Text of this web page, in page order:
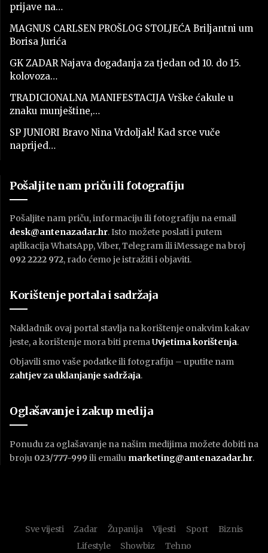
prijave na…
MAGNUS CARLSEN PROŠLOG STOLJEĆA Briljantni um
Borisa Jurića
GK ZADAR Najava događanja za tjedan od 10. do 15.
kolovoza…
TRADICIONALNA MANIFESTACIJA Vrške ćakule u
znaku munještine,…
SP JUNIORI Bravo Nina Vrdoljak! Kad srce vuče
naprijed…
Pošaljite nam priču ili fotografiju
Pošaljite nam priču, informaciju ili fotografiju na email
desk@antenazadar.hr. Isto možete poslati i putem
aplikacija WhatsApp, Viber, Telegram ili iMessage na broj
092 2222 972, rado ćemo je istražiti i objaviti.
Korištenje portala i sadržaja
Nakladnik ovaj portal stavlja na korištenje onakvim kakav
jeste, a korištenje mora biti premaUvjetima korištenja.
Objavili smo vaše podatke ili fotografiju – uputite nam
zahtjev za uklanjanje sadržaja.
Oglašavanje i zakup medija
Ponudu za oglašavanje na našim medijima možete dobiti na
broju 023/777-999 ili emailu marketing@antenazadar.hr.
Sve vijesti Zadar Županija Vijesti Sport
Biznis
Lifestyle
Showbiz Tehno